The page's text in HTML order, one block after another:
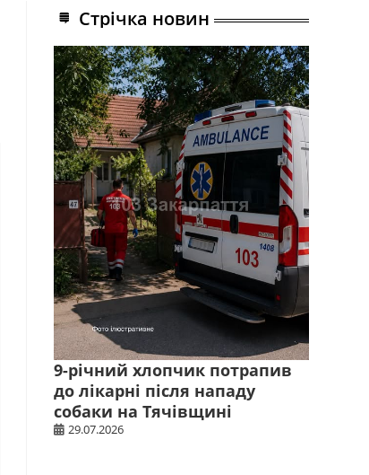
Стрічка новин
9-річний хлопчик потрапив
до лікарні після нападу
собаки на Тячівщині
29.07.2026